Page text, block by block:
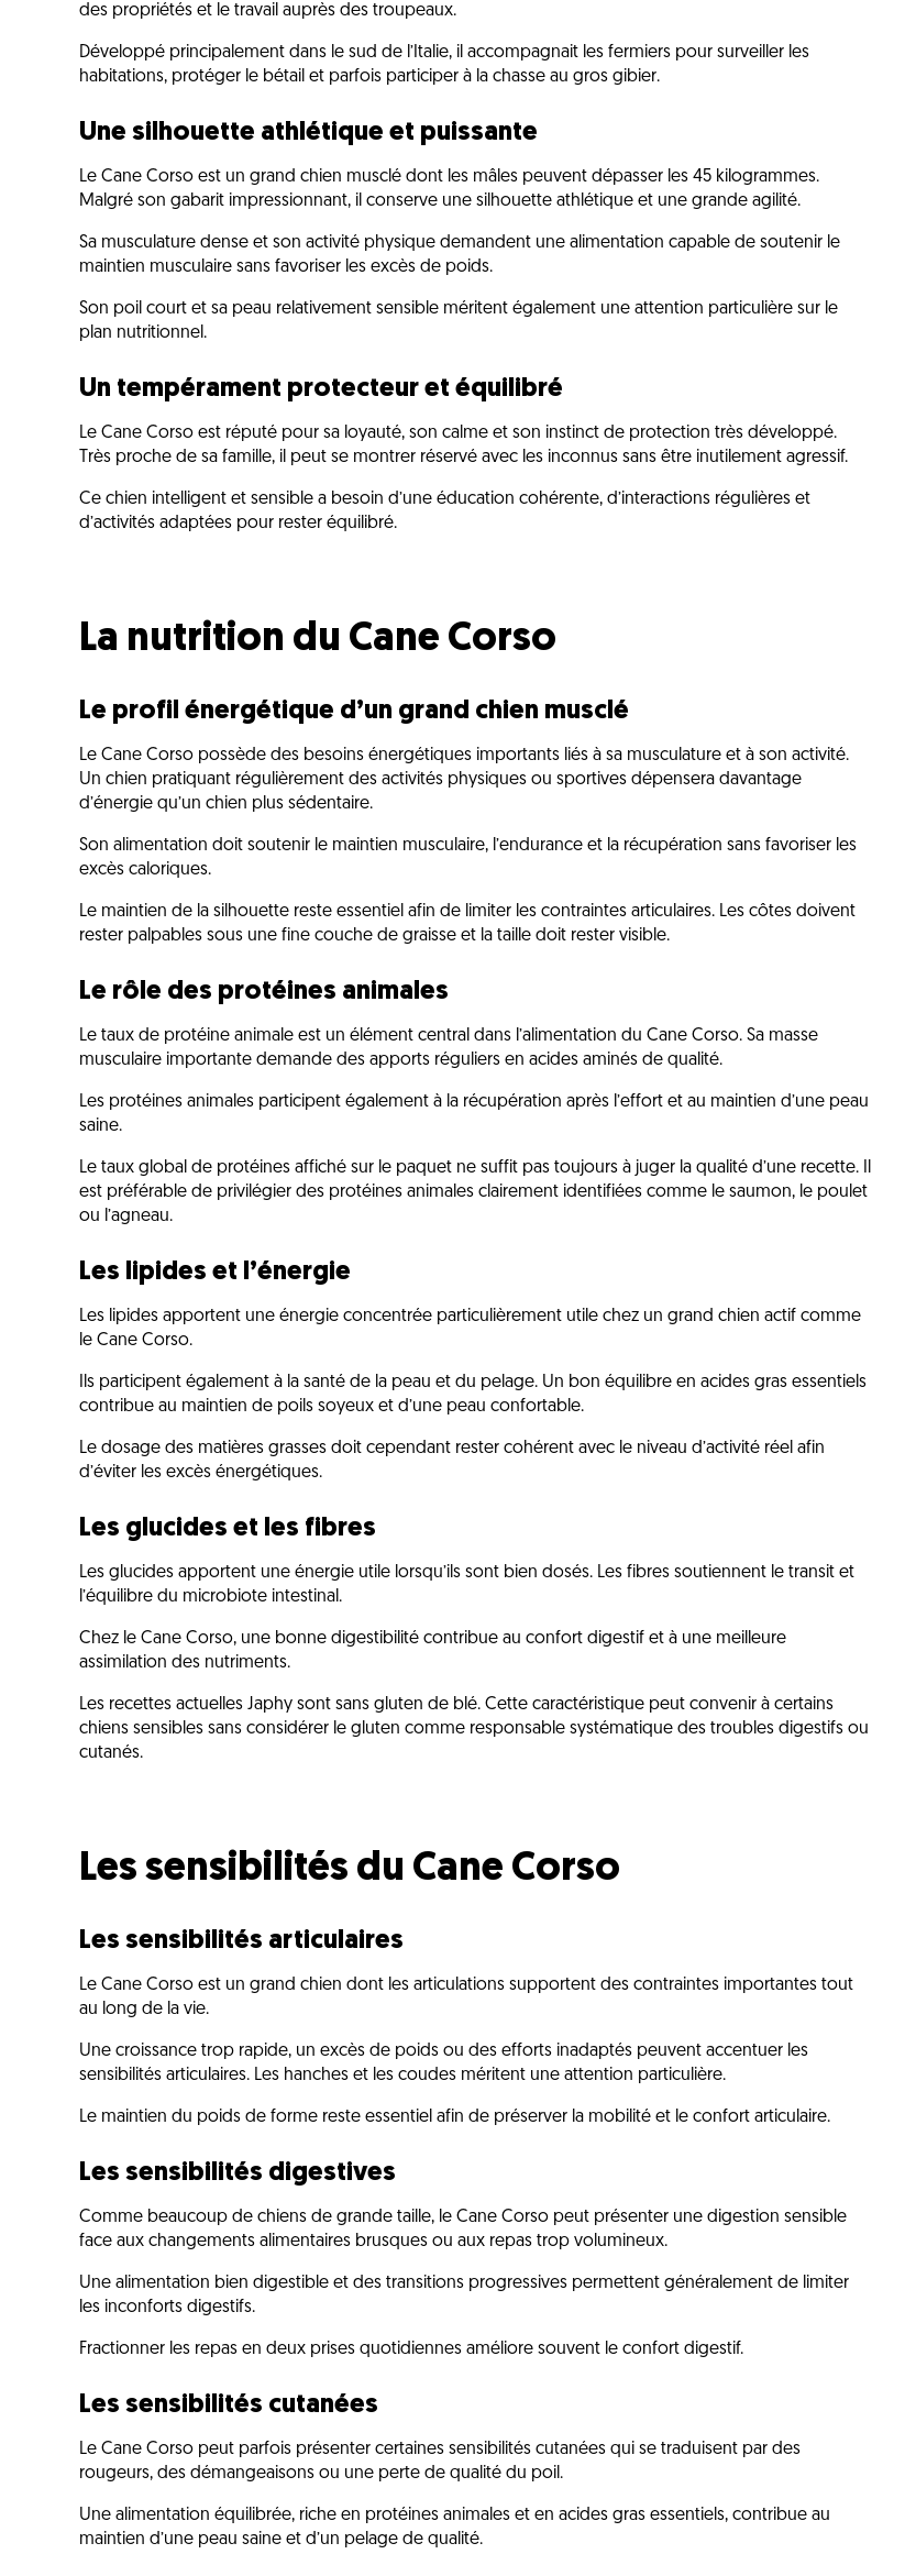
des propriétés et le travail auprès des troupeaux.
Développé principalement dans le sud de l’Italie, il accompagnait les fermiers pour surveiller les
habitations, protéger le bétail et parfois participer à la chasse au gros gibier.
Une silhouette athlétique et puissante
Le Cane Corso est un grand chien musclé dont les mâles peuvent dépasser les 45 kilogrammes.
Malgré son gabarit impressionnant, il conserve une silhouette athlétique et une grande agilité.
Sa musculature dense et son activité physique demandent une alimentation capable de soutenir le
maintien musculaire sans favoriser les excès de poids.
Son poil court et sa peau relativement sensible méritent également une attention particulière sur le
plan nutritionnel.
Un tempérament protecteur et équilibré
Le Cane Corso est réputé pour sa loyauté, son calme et son instinct de protection très développé.
Très proche de sa famille, il peut se montrer réservé avec les inconnus sans être inutilement agressif.
Ce chien intelligent et sensible a besoin d’une éducation cohérente, d’interactions régulières et
d’activités adaptées pour rester équilibré.
La nutrition du Cane Corso
Le profil énergétique d’un grand chien musclé
Le Cane Corso possède des besoins énergétiques importants liés à sa musculature et à son activité.
Un chien pratiquant régulièrement des activités physiques ou sportives dépensera davantage
d’énergie qu’un chien plus sédentaire.
Son alimentation doit soutenir le maintien musculaire, l’endurance et la récupération sans favoriser les
excès caloriques.
Le maintien de la silhouette reste essentiel afin de limiter les contraintes articulaires. Les côtes doivent
rester palpables sous une fine couche de graisse et la taille doit rester visible.
Le rôle des protéines animales
Le taux de protéine animale est un élément central dans l’alimentation du Cane Corso. Sa masse
musculaire importante demande des apports réguliers en acides aminés de qualité.
Les protéines animales participent également à la récupération après l’effort et au maintien d’une peau
saine.
Le taux global de protéines affiché sur le paquet ne suffit pas toujours à juger la qualité d’une recette. Il
est préférable de privilégier des protéines animales clairement identifiées comme le saumon, le poulet
ou l’agneau.
Les lipides et l’énergie
Les lipides apportent une énergie concentrée particulièrement utile chez un grand chien actif comme
le Cane Corso.
Ils participent également à la santé de la peau et du pelage. Un bon équilibre en acides gras essentiels
contribue au maintien de poils soyeux et d’une peau confortable.
Le dosage des matières grasses doit cependant rester cohérent avec le niveau d’activité réel afin
d’éviter les excès énergétiques.
Les glucides et les fibres
Les glucides apportent une énergie utile lorsqu’ils sont bien dosés. Les fibres soutiennent le transit et
l’équilibre du microbiote intestinal.
Chez le Cane Corso, une bonne digestibilité contribue au confort digestif et à une meilleure
assimilation des nutriments.
Les recettes actuelles Japhy sont sans gluten de blé. Cette caractéristique peut convenir à certains
chiens sensibles sans considérer le gluten comme responsable systématique des troubles digestifs ou
cutanés.
Les sensibilités du Cane Corso
Les sensibilités articulaires
Le Cane Corso est un grand chien dont les articulations supportent des contraintes importantes tout
au long de la vie.
Une croissance trop rapide, un excès de poids ou des efforts inadaptés peuvent accentuer les
sensibilités articulaires. Les hanches et les coudes méritent une attention particulière.
Le maintien du poids de forme reste essentiel afin de préserver la mobilité et le confort articulaire.
Les sensibilités digestives
Comme beaucoup de chiens de grande taille, le Cane Corso peut présenter une digestion sensible
face aux changements alimentaires brusques ou aux repas trop volumineux.
Une alimentation bien digestible et des transitions progressives permettent généralement de limiter
les inconforts digestifs.
Fractionner les repas en deux prises quotidiennes améliore souvent le confort digestif.
Les sensibilités cutanées
Le Cane Corso peut parfois présenter certaines sensibilités cutanées qui se traduisent par des
rougeurs, des démangeaisons ou une perte de qualité du poil.
Une alimentation équilibrée, riche en protéines animales et en acides gras essentiels, contribue au
maintien d’une peau saine et d’un pelage de qualité.